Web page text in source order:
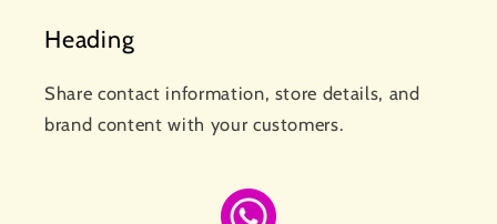
Heading
Share contact information, store details, and
brand content with your customers.